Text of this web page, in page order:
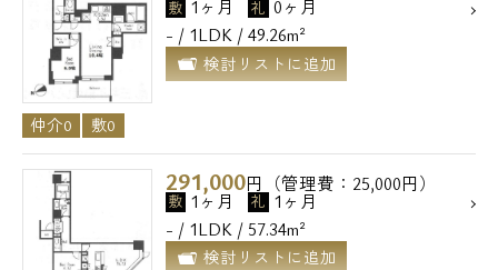
敷 1ヶ月 礼 0ヶ月
- / 1LDK / 49.26m²
検討リストに追加
仲介0 敷0
291,000円（管理費：25,000円）
敷 1ヶ月 礼 1ヶ月
- / 1LDK / 57.34m²
検討リストに追加
メールでお問い合わせ